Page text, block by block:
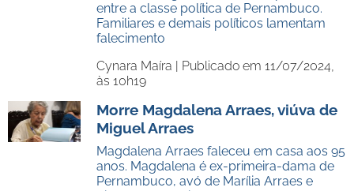
entre a classe política de Pernambuco.
Familiares e demais políticos lamentam
falecimento
Cynara Maíra | Publicado em 11/07/2024,
às 10h19
Morre Magdalena Arraes, viúva de
Miguel Arraes
Magdalena Arraes faleceu em casa aos 95
anos. Magdalena é ex-primeira-dama de
Pernambuco, avó de Marília Arraes e